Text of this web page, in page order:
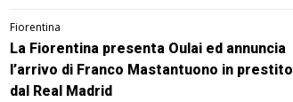
Fiorentina
La Fiorentina presenta Oulai ed annuncia
l’arrivo di Franco Mastantuono in prestito
dal Real Madrid